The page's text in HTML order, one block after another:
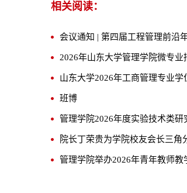
相关阅读：
会议通知 | 第四届工程管理前沿
2026年山东大学管理学院微专业
班博
管理学院2026年度实验技术类
院长丁荣贵为学院校友会长三角
管理学院举办2026年青年教师教